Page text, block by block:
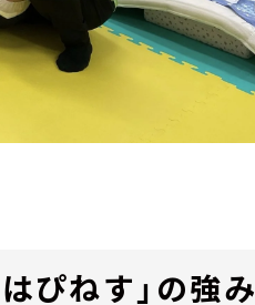
ぴねす」の強み